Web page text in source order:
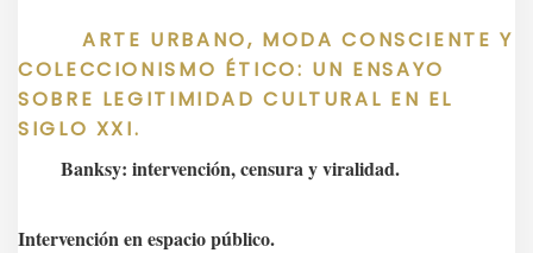
ARTE URBANO, MODA CONSCIENTE Y
COLECCIONISMO ÉTICO: UN ENSAYO
SOBRE LEGITIMIDAD CULTURAL EN EL
SIGLO XXI.
Banksy: intervención, censura y viralidad.
Intervención en espacio público.